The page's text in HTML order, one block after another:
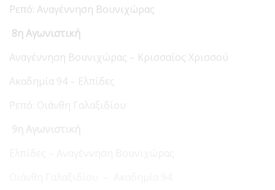
Ρεπό: Αναγέννηση Βουνιχώρας
8η Αγωνιστική
Αναγέννηση Βουνιχώρας – Κρισσαίος Χρισσού
Ακαδημία 94 – Ελπίδες
Ρεπό: Οιάνθη Γαλαξιδίου